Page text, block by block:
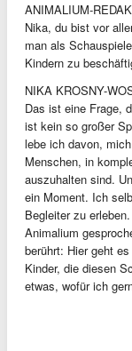
ANIMALIUM-
Nika, du bist vor
man als
Kindern zu
NIKA KROSNY-
Das ist eine Frage,
ist kein so großer
lebe ich davon,
Menschen, in
auszuhalten sind.
ein Moment. Ich
Begleiter zu
Animalium
berührt: Hier geht
Kinder, die diesen
etwas, wofür ich